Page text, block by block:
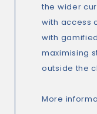
the wider
with access
with
maximising
outside the
More